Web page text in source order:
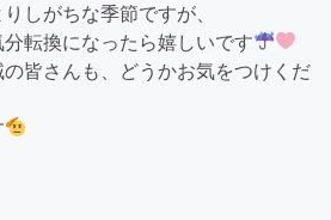
しがちな季節ですが、
転換になったら嬉しいです
皆さんも、どうかお気をつけくだ